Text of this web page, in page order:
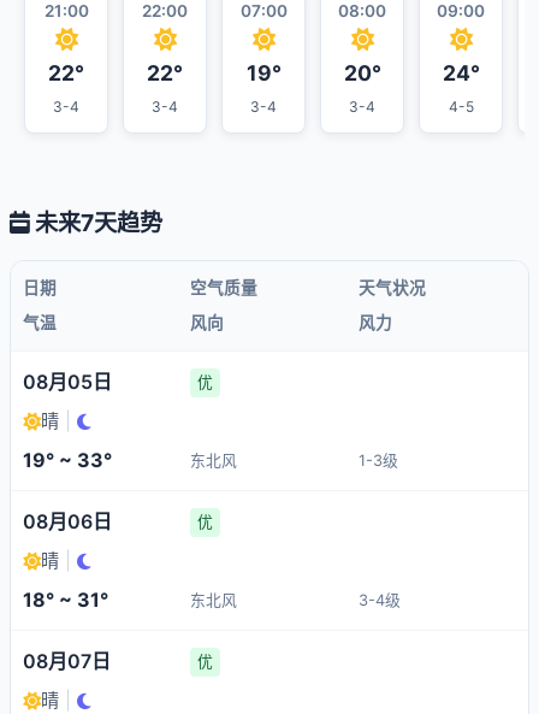
21:00
22°
3-4
22:00
22°
3-4
07:00
19°
3-4
08:00
20°
3-4
09:00
24°
4-5
未来7天趋势
日期 空气质量
天气状况
气温
风向 风力
08月05日 优
晴
19° ~ 33° 东北风 1-3级
08月06日 优
晴
18° ~ 31° 东北风 3-4级
08月07日 优
晴